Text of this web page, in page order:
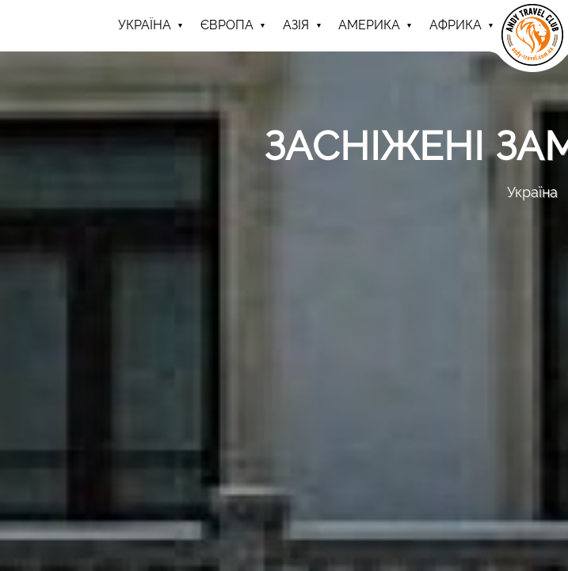
УКРАЇНА ЄВРОПА АЗІЯ АМЕРИКА АФРИКА
ЗАСНІЖЕНІ
Україна